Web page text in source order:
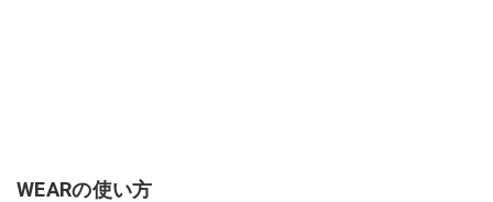
WEARの使い方